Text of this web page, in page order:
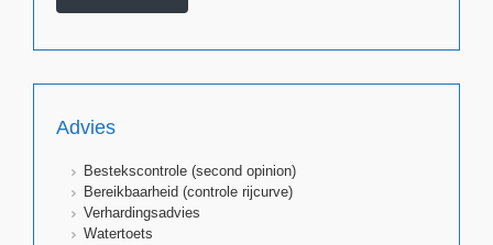
Advies
Bestekscontrole (second opinion)
Bereikbaarheid (controle rijcurve)
Verhardingsadvies
Watertoets